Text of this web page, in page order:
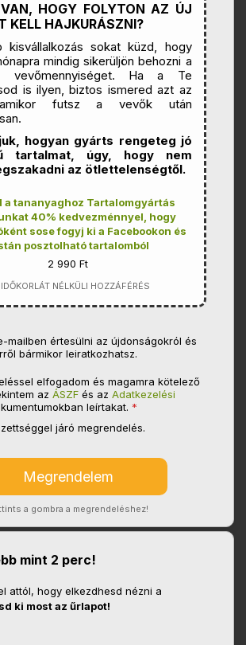
VAN, HOGY FOLYTON AZ ÚJ
KELL HAJKURÁSZNI?
kisvállalkozás sokat küzd, hogy
mindig sikerüljön behozni a
vevőmennyiséget. Ha a Te
is ilyen, biztos ismered azt az
futsz a vevők után
hogyan gyárts rengeteg jó
tartalmat, úgy, hogy nem
az ötlettelenségtől.
a tananyaghoz Tartalomgyártás
40% kedvezménnyel, hogy
sose fogyj ki a Facebookon és
posztolható tartalomból
2 990 Ft
IDŐKORLÁT NÉLKÜLI HOZZÁFÉRÉS
mailben értesülni az újdonságokról és
bármikor leiratkozhatsz.
elfogadom és magamra kötelező
azÁSZF és azAdatkezelési
leírtakat. *
járó megrendelés.
a gombra a megrendeléshez!
mint 2 perc!
attól, hogy elkezdhesd nézni a
ki most az űrlapot!